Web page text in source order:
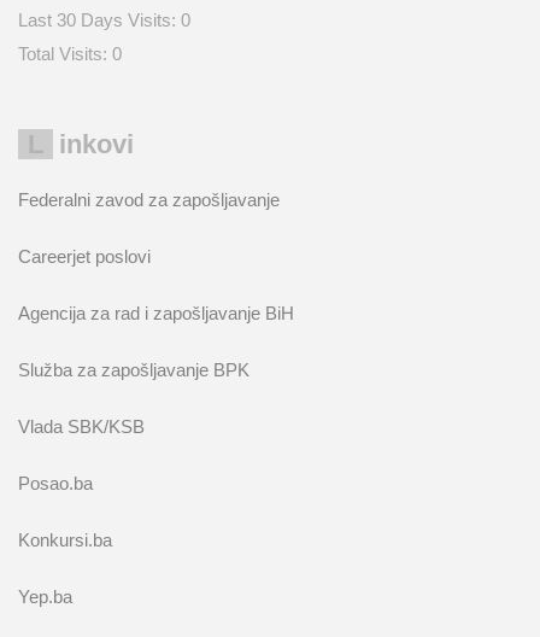
Last 30 Days Visits: 0
Total Visits: 0
Linkovi
Federalni zavod za zapošljavanje
Careerjet poslovi
Agencija za rad i zapošljavanje BiH
Služba za zapošljavanje BPK
Vlada SBK/KSB
Posao.ba
Konkursi.ba
Yep.ba